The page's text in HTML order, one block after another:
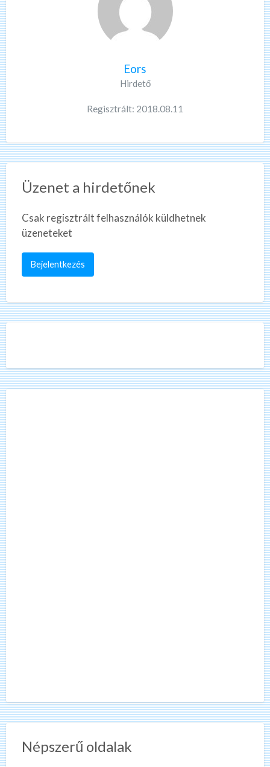
Eors
Hirdető
Regisztrált: 2018.08.11
Üzenet a hirdetőnek
Csak regisztrált felhasználók küldhetnek
üzeneteket
Bejelentkezés
Népszerű oldalak